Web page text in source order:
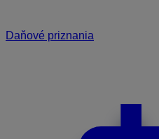
Daňové priznania